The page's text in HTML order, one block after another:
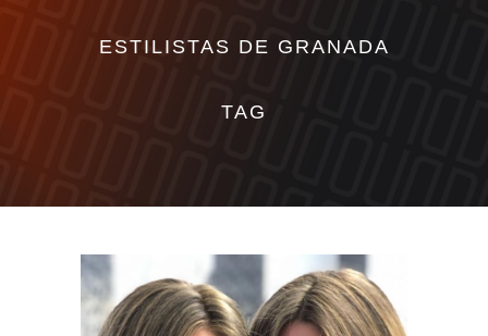
ESTILISTAS DE GRANADA
TAG